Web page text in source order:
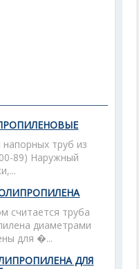
труб из
89) Наружный
считается труба
диаметрами
для �...
ДЛЯ